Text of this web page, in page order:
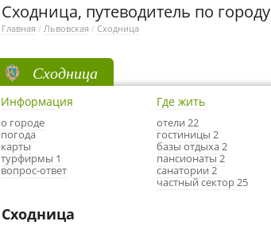
Сходница, путеводитель по городу
Главная / Львовская / Сходница
Сходница
Информация
о городе
погода
карты
турфирмы 1
вопрос-ответ
Где жить
отели 22
гостиницы 2
базы отдыха 2
пансионаты 2
санатории 2
частный сектор 25
Сходница